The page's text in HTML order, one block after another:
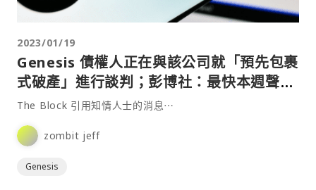
2023/01/19
Genesis 債權人正在與該公司就「預先包裹
式破產」進行談判；彭博社：最快本週聲請
破產保護
The Block 引用知情人士的消息⋯
zombit jeff
Genesis